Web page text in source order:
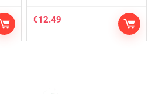
€12.49